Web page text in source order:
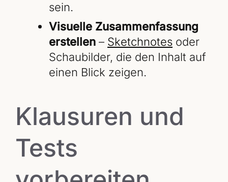
sein.
Visuelle Zusammenfassung
erstellen – Sketchnotes oder
Schaubilder, die den Inhalt auf
einen Blick zeigen.
Klausuren und
Tests